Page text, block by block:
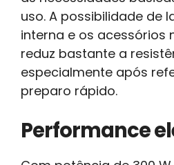
uso. A possibilidade de
interna e os acessórios
reduz bastante a
especialmente após
preparo rápido.
Performance